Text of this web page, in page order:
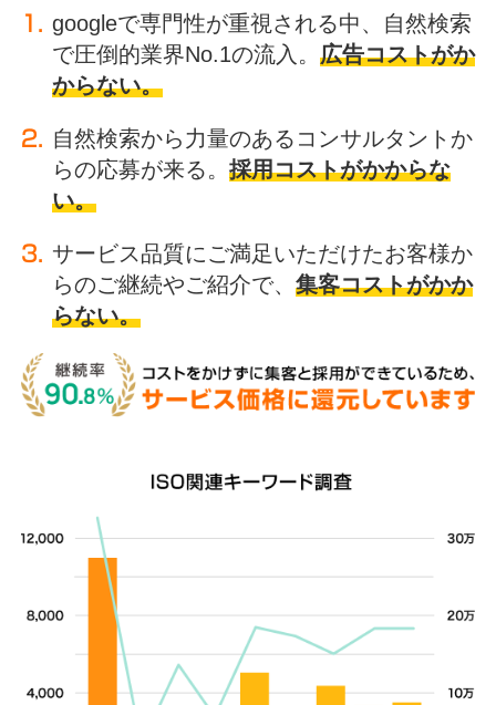
googleで専門性が重視される中、自然検索
で圧倒的業界No.1の流入。 広告コストがか
からない。
自然検索から力量のあるコンサルタントか
らの応募が来る。 採用コストがかからな
い。
サービス品質にご満足いただけたお客様か
らのご継続やご紹介で、 集客コストがかか
らない。